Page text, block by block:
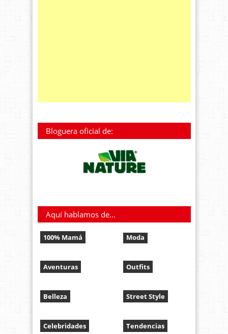
Bloguera oficial de:
Aquí hablamos de…
100% Mamá
Aventuras
Belleza
Celebridades
Moda
Outfits
Street Style
Tendencias